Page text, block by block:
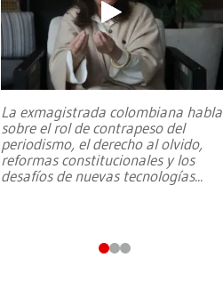
La exmagistrada colombiana habla
sobre el rol de contrapeso del
periodismo, el derecho al olvido,
reformas constitucionales y los
desafíos de nuevas tecnologías...